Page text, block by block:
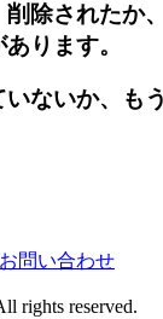
除されたか
ります。
ないか、も
お問い合わせ
rights reserved.